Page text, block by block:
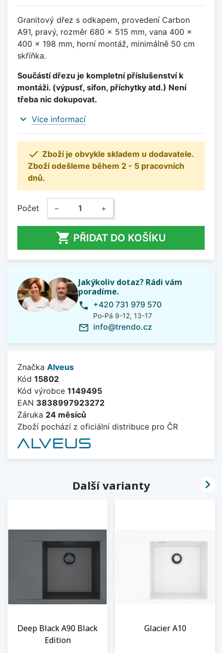
Granitový dřez s odkapem, provedení Carbon
A91, pravý, rozměr 680 x 515 mm, vana 400 x
400 x 198 mm, horní montáž, minimálně 50 cm
skříňka.
Součástí dřezu je kompletní příslušenství k
montáži. (výpusť, sifon, příchytky atd.) Není
třeba nic dokupovat.
expand_more Více informací
 Zboží je obvykle skladem u dodavatele.
Zboží odešleme během 2 - 5 pracovních
dnů.
Počet − +
 PŘIDAT DO KOŠÍKU
Jakýkoliv dotaz? Rádi vám
poradíme.
phone +420 731 979 570
Po-Pá 9-12, 13-17
mail_outline info@trendo.cz
Značka Alveus
Kód 15802
Kód výrobce 1149495
EAN 3838997923272
Záruka 24 měsíců
Zboží pochází z oficiální distribuce pro ČR
Další varianty
Deep Black A90 Black
Edition
Glacier A10
